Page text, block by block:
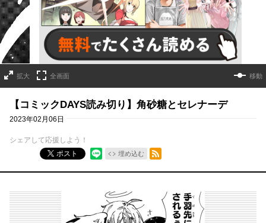
拡大 全画面 移動
【コミックDAYS読み切り】角砂糖とセレナーデ
2023年02月06日
シェアして応援しよう！
ポスト
埋め込む
RSSフィード